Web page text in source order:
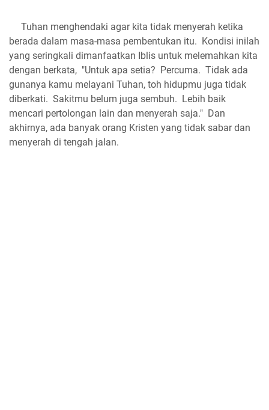
Tuhan menghendaki agar kita tidak menyerah ketika
berada dalam masa-masa pembentukan itu. Kondisi inilah
yang seringkali dimanfaatkan Iblis untuk melemahkan kita
dengan berkata, "Untuk apa setia? Percuma. Tidak ada
gunanya kamu melayani Tuhan, toh hidupmu juga tidak
diberkati. Sakitmu belum juga sembuh. Lebih baik
mencari pertolongan lain dan menyerah saja." Dan
akhirnya, ada banyak orang Kristen yang tidak sabar dan
menyerah di tengah jalan.